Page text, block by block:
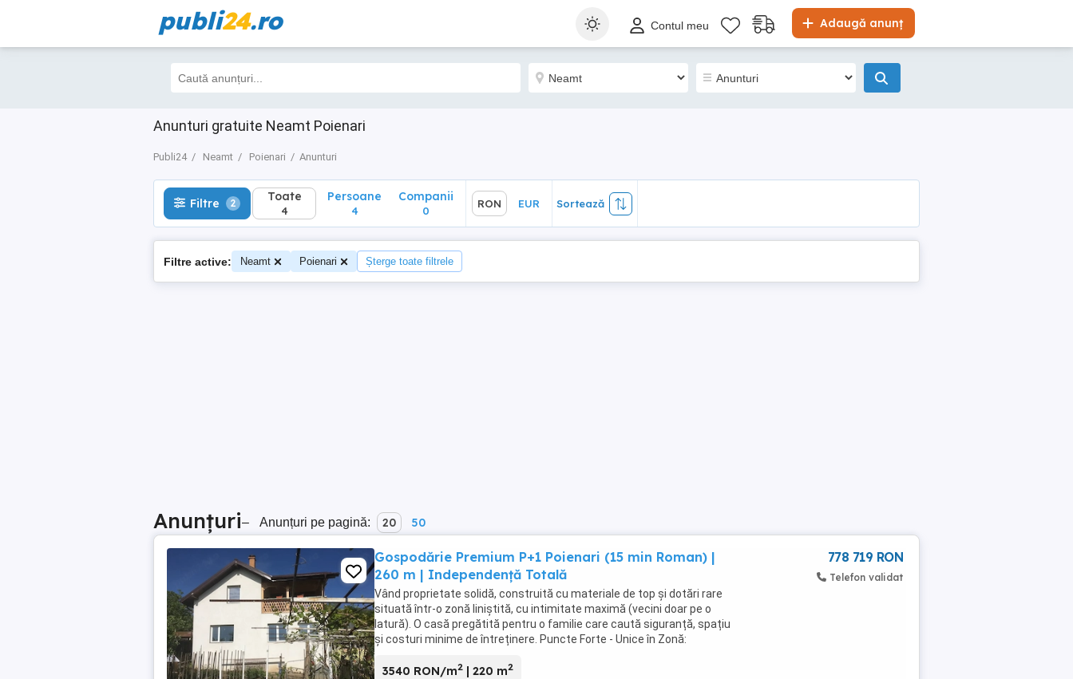
publi24.ro Adaugă anunț
Contul meu
Anunturi gratuite Neamt Poienari
Publi24 Neamt Poienari Anunturi
Filtre 2 Toate
4
Sortează
Filtre 2 Toate
4
Persoane
4
Companii
0
RON EUR Sortează
Filtre active: Neamt Poienari Șterge toate filtrele
Anunțuri– Anunțuri pe pagină: 20 50
Gospodărie Premium P+1 Poienari (15 min Roman) |
260 m | Independență Totală
Vând proprietate solidă, construită cu materiale de top și dotări rare
situată într-o zonă liniștită, cu intimitate maximă (vecini doar pe o
latură). O casă pregătită pentru o familie care caută siguranță, spațiu
și costuri minime de întreținere. Puncte Forte - Unice în Zonă:
3540 RON/m2 | 220 m2
778 719 RON
Telefon validat